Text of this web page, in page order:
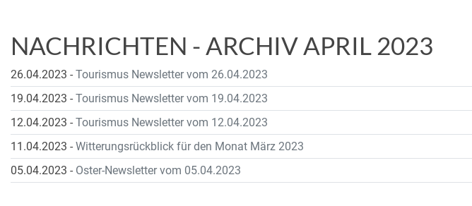
NACHRICHTEN - ARCHIV APRIL 2023
26.04.2023 - Tourismus Newsletter vom 26.04.2023
19.04.2023 - Tourismus Newsletter vom 19.04.2023
12.04.2023 - Tourismus Newsletter vom 12.04.2023
11.04.2023 - Witterungsrückblick für den Monat März 2023
05.04.2023 - Oster-Newsletter vom 05.04.2023